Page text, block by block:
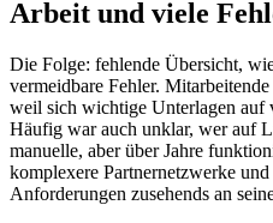
Arbeit und viele
Die Folge: fehlende Übersicht,
vermeidbare Fehler.
weil sich wichtige Unterlagen auf
Häufig war auch unklar, wer auf
manuelle, aber über Jahre
komplexere Partnernetzwerke
Anforderungen zusehends an